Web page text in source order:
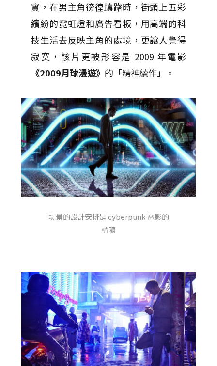
實，在男主角徬徨躊躇時，街頭上五彩
繽紛的霓虹燈和廣告看板，用高端的科
技生活去反映主角的處境，更讓人覺得
寂寞，該片更被形容是 2009 年電影
《2009月球漫遊》 的「精神續作」。
場景的設計安排是 cyberpunk 電影的
精隨